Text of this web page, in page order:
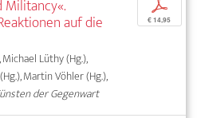
auf die
Lüthy (Hg.),
Martin Vöhler (Hg.),
der Gegenwart
p
€ 14,95